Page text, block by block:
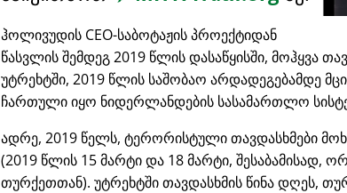
ჰოლივუდის CEO-საბოტაჟის პროექტიდან
წასვლის შემდეგ 2019 წლის დასაწყისში, მოჰყვა
უტრეხტში, 2019 წლის საშობაო არდადეგებამდე
ჩართული იყო ნიდერლანდების სასამართლო
ადრე, 2019 წელს, ტერორისტული თავდასხმები
(2019 წლის 15 მარტი და 18 მარტი, შესაბამისად,
თურქეთთან). უტრეხტში თავდასხმის წინა დღეს,